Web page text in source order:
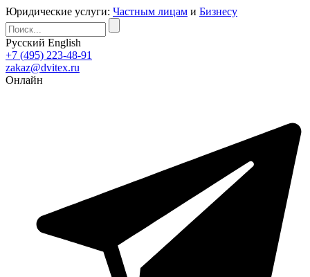
Юридические услуги: Частным лицам и Бизнесу
Русский English
+7 (495) 223-48-91
zakaz@dvitex.ru
Онлайн